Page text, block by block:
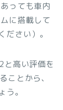
っても車内
に搭載して
さい）。
高い評価を
とから、
。